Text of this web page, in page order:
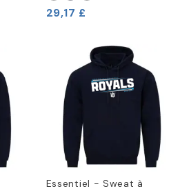
29,17 £
Essentiel - Sweat à